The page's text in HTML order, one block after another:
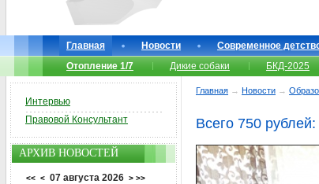
Главная Новости Современное
Отопление 1/7
Дикие собаки БКД-2025
Главная → Новости →
Всего 750
Интервью
Правовой Консультант
АРХИВ НОВОСТЕЙ
<< < 07 августа 2026 > >>